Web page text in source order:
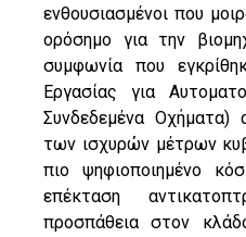
ενθουσιασμένοι που
ορόσημο για την
συμφωνία που
Εργασίας για
Συνδεδεμένα Οχήματα)
των ισχυρών μέτρων
πιο ψηφιοποιημένο
επέκταση
προσπάθεια στον